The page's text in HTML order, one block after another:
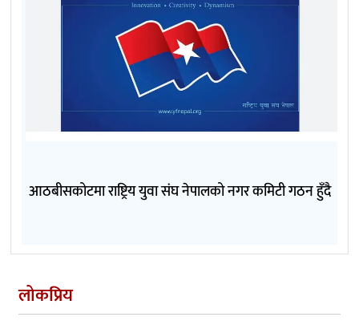
आठबीसकोटमा राष्ट्रिय युवा संघ नेपालको नगर कमिटी गठन हुँदै
लोकप्रिय